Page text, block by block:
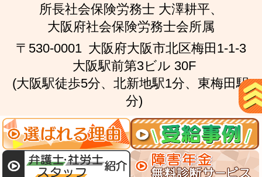
所長社会保険労務士 大澤耕平、
大阪府社会保険労務士会所属
〒530-0001 大阪府大阪市北区梅田1-1-3
大阪駅前第3ビル 30F
(大阪駅徒歩5分、北新地駅1分、東梅田駅2
分)